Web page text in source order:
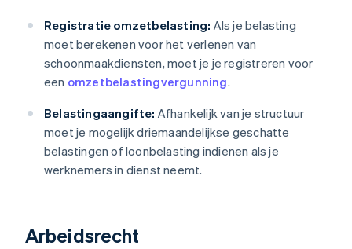
Registratie omzetbelasting: Als je belasting
moet berekenen voor het verlenen van
schoonmaakdiensten, moet je je registreren voor
een omzetbelastingvergunning.
Belastingaangifte: Afhankelijk van je structuur
moet je mogelijk driemaandelijkse geschatte
belastingen of loonbelasting indienen als je
werknemers in dienst neemt.
Arbeidsrecht